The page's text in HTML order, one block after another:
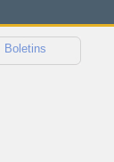
Boletins